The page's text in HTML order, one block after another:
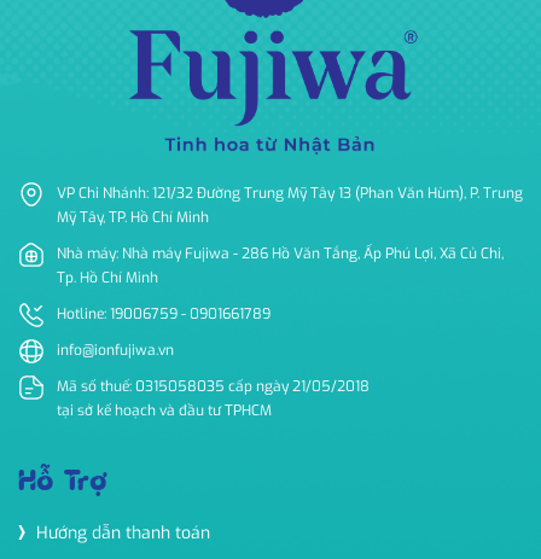
VP Chi Nhánh: 121/32 Đường Trung Mỹ Tây 13 (Phan Văn Hùm), P. Trung
Mỹ Tây, TP. Hồ Chí Minh
Nhà máy: Nhà máy Fujiwa - 286 Hồ Văn Tắng, Ấp Phú Lợi, Xã Củ Chi,
Tp. Hồ Chí Minh
Hotline: 19006759 - 0901661789
info@ionfujiwa.vn
Mã số thuế: 0315058035 cấp ngày 21/05/2018
tại sở kế hoạch và đầu tư TPHCM
Hỗ Trợ
Hướng dẫn thanh toán